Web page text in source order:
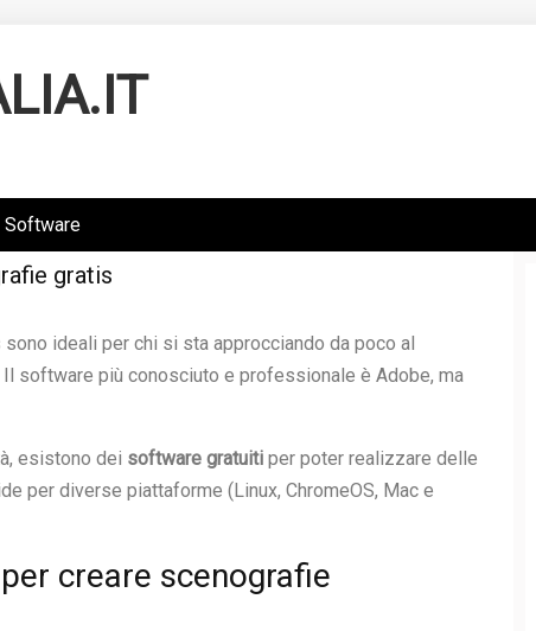
Software
gratis
ideali per chi si sta approcciando da poco al
Il software più conosciuto e professionale è Adobe, ma
esistono dei software gratuiti per poter realizzare delle
per diverse piattaforme (Linux, ChromeOS, Mac e
creare scenografie